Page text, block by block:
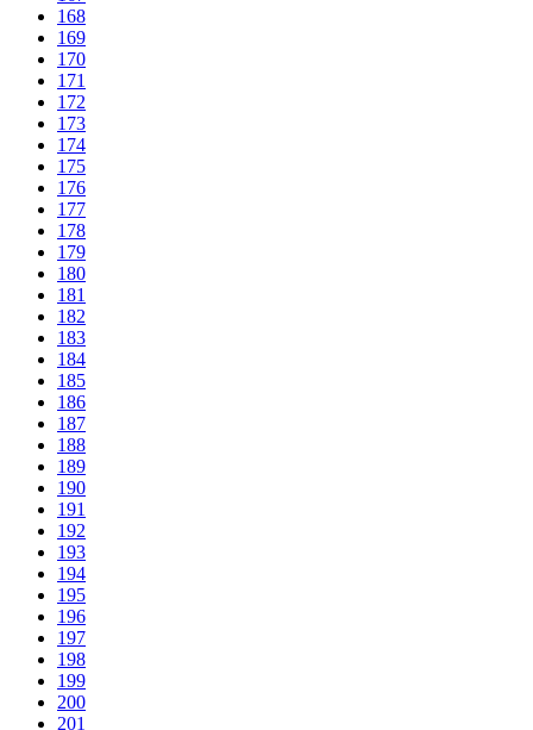
168
169
170
171
172
173
174
175
176
177
178
179
180
181
182
183
184
185
186
187
188
189
190
191
192
193
194
195
196
197
198
199
200
201